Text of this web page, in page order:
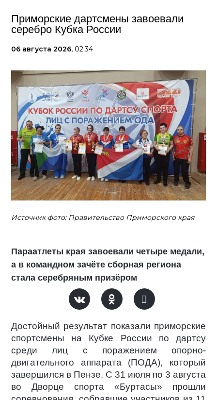
Приморские дартсмены завоевали
серебро Кубка России
06 августа 2026, 02:34
Источник фото: Правительство Приморского края
Параатлеты края завоевали четыре медали,
а в командном зачёте сборная региона
стала серебряным призёром
Достойный результат показали приморские
спортсмены на Кубке России по дартсу
среди лиц с поражением опорно-
двигательного аппарата (ПОДА), который
завершился в Пензе. С 31 июля по 3 августа
во Дворце спорта «Буртасы» прошли